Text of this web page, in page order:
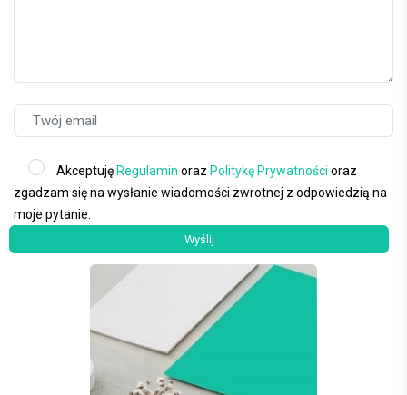
Akceptuję Regulamin oraz Politykę Prywatności oraz
zgadzam się na wysłanie wiadomości zwrotnej z odpowiedzią na
moje pytanie.